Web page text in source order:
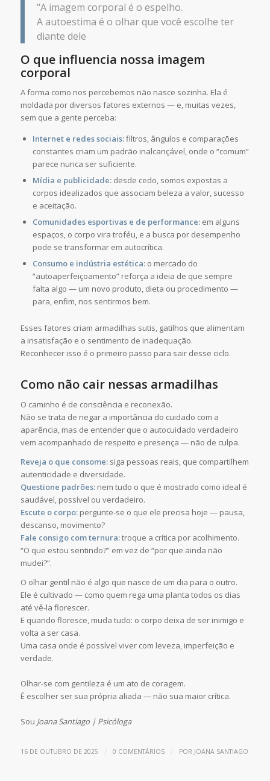
“A imagem corporal é o espelho.
A autoestima é o olhar que você escolhe ter
diante dele
O que influencia nossa imagem
corporal
A forma como nos percebemos não nasce sozinha. Ela é
moldada por diversos fatores externos — e, muitas vezes,
sem que a gente perceba:
Internet e redes sociais:filtros, ângulos e comparações
constantes criam um padrão inalcançável, onde o “comum”
parece nunca ser suficiente.
Mídia e publicidade:desde cedo, somos expostas a
corpos idealizados que associam beleza a valor, sucesso
e aceitação.
Comunidades esportivas e de performance:em alguns
espaços, o corpo vira troféu, e a busca por desempenho
pode se transformar em autocrítica.
Consumo e indústria estética:o mercado do
“autoaperfeiçoamento” reforça a ideia de que sempre
falta algo — um novo produto, dieta ou procedimento —
para, enfim, nos sentirmos bem.
Esses fatores criam armadilhas sutis, gatilhos que alimentam
a insatisfação e o sentimento de inadequação.
Reconhecer isso é o primeiro passo para sair desse ciclo.
Como não cair nessas armadilhas
O caminho é de consciência e reconexão.
Não se trata de negar a importância do cuidado com a
aparência, mas de entender que o autocuidado verdadeiro
vem acompanhado de respeito e presença — não de culpa.
Reveja o que consome:siga pessoas reais, que compartilhem
autenticidade e diversidade.
Questione padrões:nem tudo o que é mostrado como ideal é
saudável, possível ou verdadeiro.
Escute o corpo:pergunte-se o que ele precisa hoje — pausa,
descanso, movimento?
Fale consigo com ternura:troque a crítica por acolhimento.
“O que estou sentindo?” em vez de “por que ainda não
mudei?”.
O olhar gentil não é algo que nasce de um dia para o outro.
Ele é cultivado — como quem rega uma planta todos os dias
até vê-la florescer.
E quando floresce, muda tudo: o corpo deixa de ser inimigo e
volta a ser casa.
Uma casa onde é possível viver com leveza, imperfeição e
verdade.
Olhar-se com gentileza é um ato de coragem.
É escolher ser sua própria aliada — não sua maior crítica.
Sou Joana Santiago | Psicóloga
16 DE OUTUBRO DE 2025 / 0 COMENTÁRIOS / POR JOANA SANTIAGO